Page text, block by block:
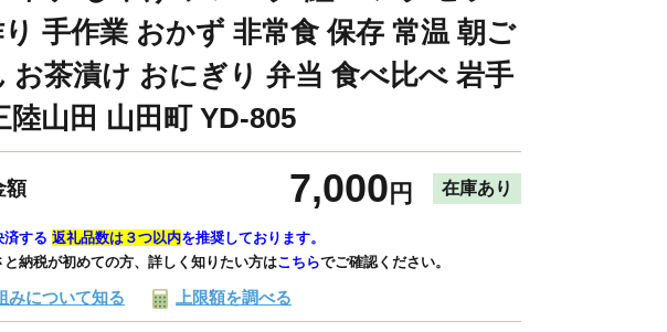
手作業 おかず 非常食 保存 常温 朝ご
お茶漬け おにぎり 弁当 食べ比べ 岩手
陸山田 山田町 YD-805
額 7,000 円 在庫あり
済する 返礼品数は３つ以内を推奨しております。
と納税が初めての方、詳しく知りたい方はこちらでご確認ください。
みについて知る 上限額を調べる